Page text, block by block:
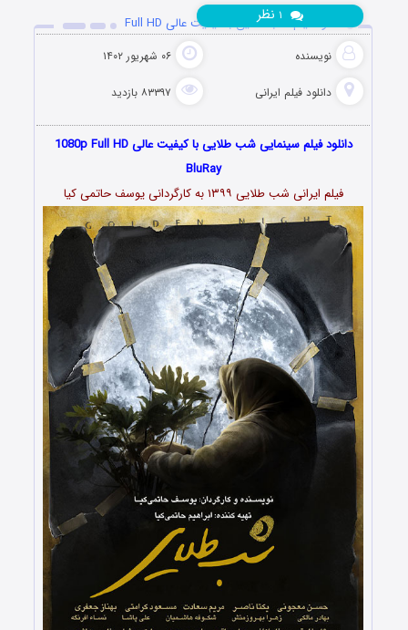
دانلود فیلم شب طلایی با کیفیت عالی Full HD
نویسنده ۰۶ شهریور ۱۴۰۲
دانلود فیلم‌ ایرانی ۸۳۳۹۷ بازدید
نظر
دانلود فیلم سینمایی شب طلایی با کیفیت عالی 1080p Full HD
BluRay
فیلم ایرانی شب طلایی ۱۳۹۹ به کارگردانی یوسف حاتمی کیا